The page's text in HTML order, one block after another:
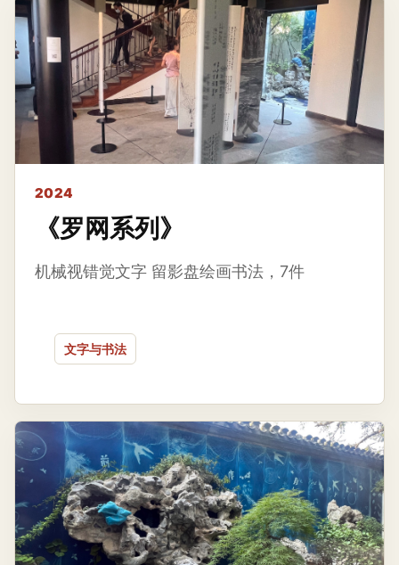
2024
《罗网系列》
机械视错觉文字 留影盘绘画书法，7件
文字与书法